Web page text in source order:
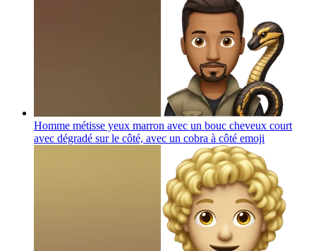
Homme métisse yeux marron avec un bouc cheveux court
avec dégradé sur le côté, avec un cobra à côté emoji